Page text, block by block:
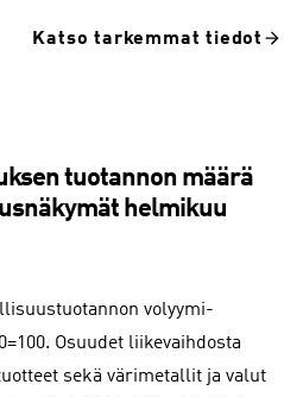
Katso tarkemmat tiedot
tuotannon määrä
helmikuu
volyymi-
Osuudet liikevaihdosta
sekä värimetallit ja valut